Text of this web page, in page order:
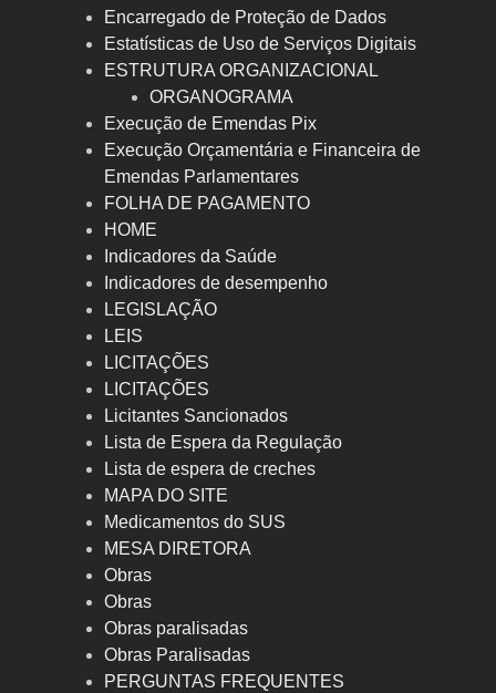
Encarregado de Proteção de Dados
Estatísticas de Uso de Serviços Digitais
ESTRUTURA ORGANIZACIONAL
ORGANOGRAMA
Execução de Emendas Pix
Execução Orçamentária e Financeira de
Emendas Parlamentares
FOLHA DE PAGAMENTO
HOME
Indicadores da Saúde
Indicadores de desempenho
LEGISLAÇÃO
LEIS
LICITAÇÕES
LICITAÇÕES
Licitantes Sancionados
Lista de Espera da Regulação
Lista de espera de creches
MAPA DO SITE
Medicamentos do SUS
MESA DIRETORA
Obras
Obras
Obras paralisadas
Obras Paralisadas
PERGUNTAS FREQUENTES